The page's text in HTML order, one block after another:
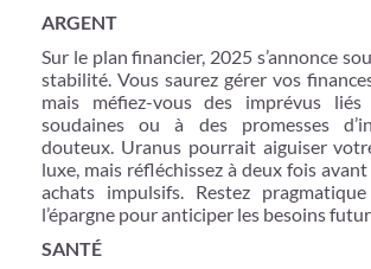
ARGENT
Sur le plan financier, 2025 s’annonce
stabilité. Vous saurez gérer vos
mais méfiez-vous des imprévus
soudaines ou à des promesses
douteux. Uranus pourrait aiguiser
luxe, mais réfléchissez à deux fois
achats impulsifs. Restez
l’épargne pour anticiper les besoins
SANTÉ